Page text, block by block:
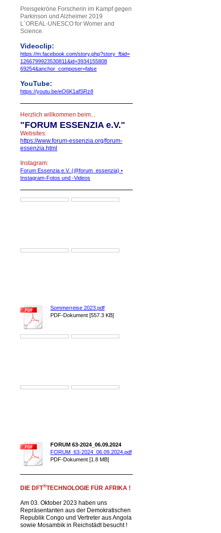
Preisgekröne Forscherin im Kampf gegen
Parkinson und Alzheimer 2019
L´OREAL-UNESCO for Womer and
Science.
Videoclip:
https://m.facebook.com/story.php?story_ fbid=
1266799923530811&id=3934155808
69254&anchor_composer=false
YouTube:
https://youtu.be/eO6K1afSRz8
Herzlich willkommen beim...
"FORUM ESSENZIA e.V."
Websites:
https://www.forum-essenzia.org/forum-
essenzia.html
Instagram:
Forum Essenzia e.V. (@forum_essenzia) •
Instagram-Fotos und -Videos
Sommerreise 2023.pdf
PDF-Dokument [557.3 KB]
FORUM 63-2024_06.09.2024
FORUM_63-2024_06.09.2024.pdf
PDF-Dokument [1.8 MB]
DIE DFT®TECHNOLOGIE FÜR AFRIKA !
Am 03. Oktober 2023 haben uns
Repräsentanten aus der Demokratischen
Republik Congo und Vertreter aus Angola
sowie Mosambik in Reichstädt besucht !